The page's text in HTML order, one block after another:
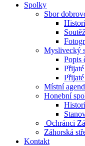
Spolky
Sbor
Myslivecký
Popis
Místní
Honební
Ochránci
Záhorská
Kontakt